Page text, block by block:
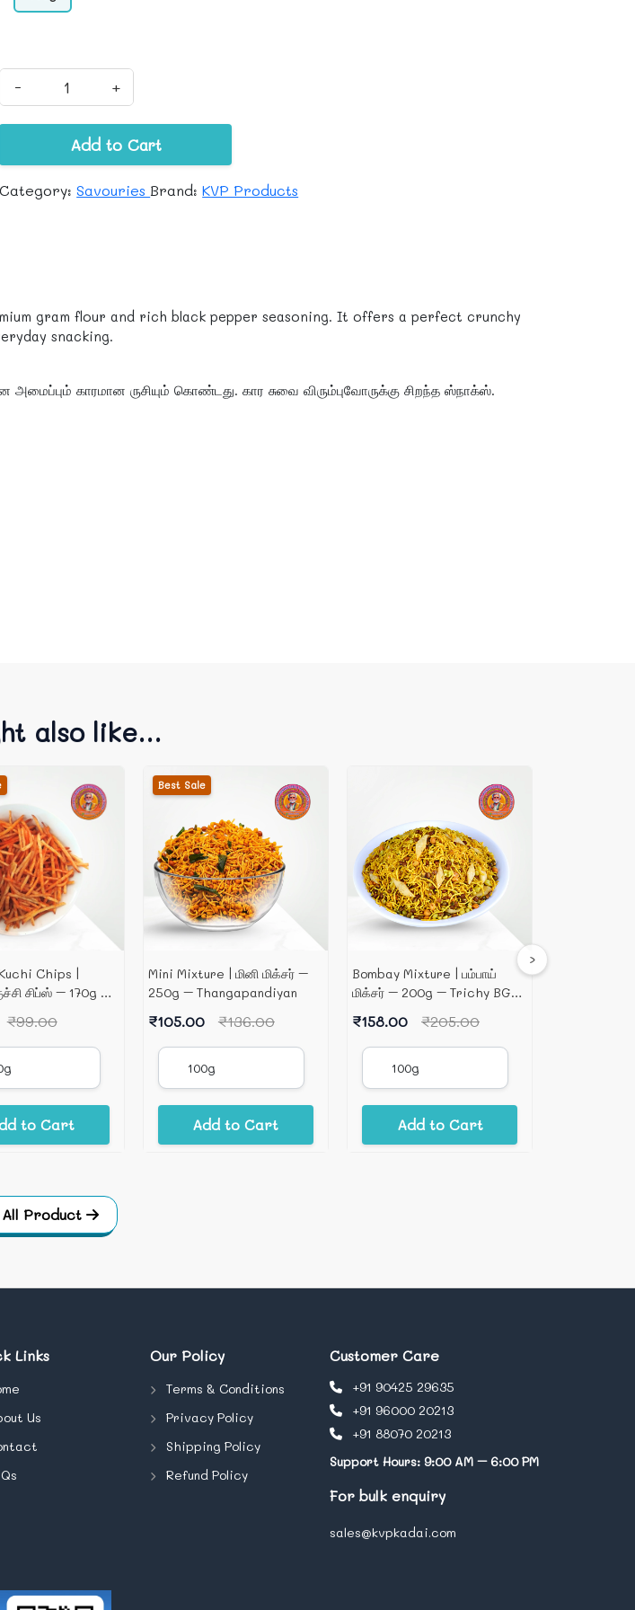
- +
Add to Cart
Category:Savouries Brand:KVP Products
gram flour and rich black pepper seasoning. It offers a perfect crunchy
snacking.
அமைப்பும் காரமான ருசியும் கொண்டது. கார சுவை விரும்புவோருக்கு சிறந்த ஸ்நாக்ஸ்.
also like...
Chips |
சிப்ஸ் – 170g –
₹99.00
to Cart
Best Sale
Mini Mixture | மினி மிக்சர் –
250g – Thangapandiyan
₹105.00 ₹136.00
Add to Cart
Bombay Mixture | பம்பாய்
மிக்சர் – 200g – Trichy BG
₹158.00 ₹205.00
Add to Cart
›
Product
Links
Us
Our Policy
Terms & Conditions
Privacy Policy
Shipping Policy
Refund Policy
Customer Care
+91 90425 29635
+91 96000 20213
+91 88070 20213
Support Hours: 9:00 AM – 6:00 PM
For bulk enquiry
sales@kvpkadai.com